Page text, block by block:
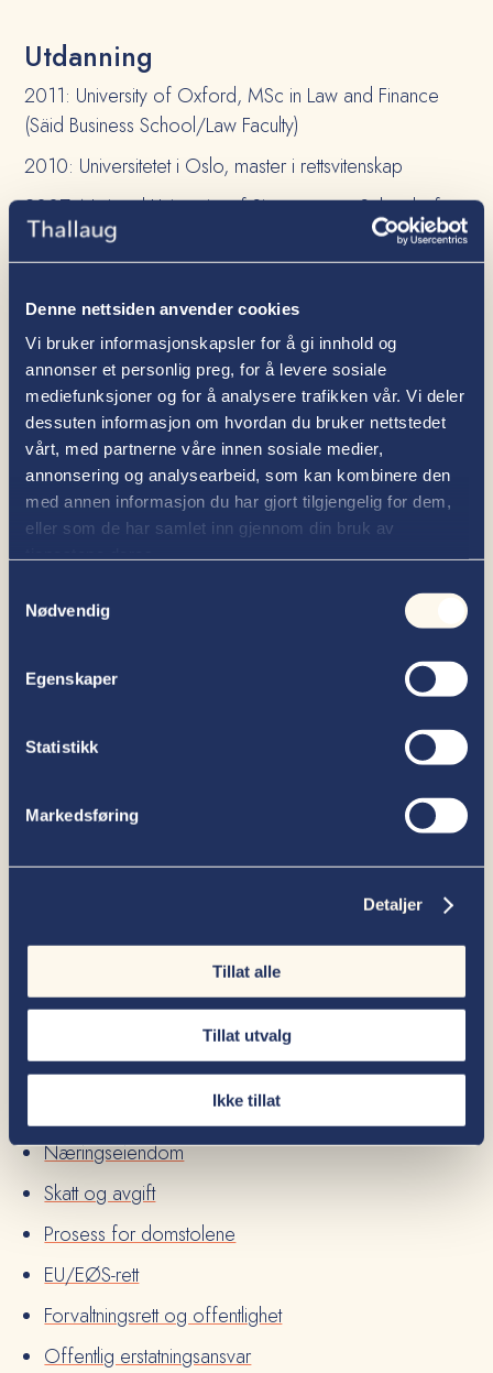
Denne nettsiden anvender cookies
Vi bruker informasjonskapsler for å gi innhold og
annonser et personlig preg, for å levere sosiale
mediefunksjoner og for å analysere trafikken vår. Vi deler
dessuten informasjon om hvordan du bruker nettstedet
vårt, med partnerne våre innen sosiale medier,
annonsering og analysearbeid, som kan kombinere den
med annen informasjon du har gjort tilgjengelig for dem,
eller som de har samlet inn gjennom din bruk av
Nødvendig
Egenskaper
Statistikk
Markedsføring
Detaljer
Tillat alle
Tillat utvalg
Ikke tillat
Utdanning
2011: University of Oxford, MSc in Law and Finance
(Säid Business School/Law Faculty)
2010: Universitetet i Oslo, master i rettsvitenskap
2007: National University of Singapore – School of
Business, studieutveksling/enkeltemner
Erfaring
2023–d.d.: Partner, Advokatfirmaet Thallaug ANS
2015–2022: Advokat, Regjeringsadvokaten
2013–2015: Dommerfullmektig, Oslo tingrett
2010–2013: Advokatfullmektig, Advokatfirmaet
Wiersholm
2009–2010: Vitenskapelig assistent, Juridisk Fakultet,
Arne Johan Dahl er partner i firmaets avdeling for
prosedyre og tvisteløsning, fra en rekke rettsområder.
for domstoler på alle nivåer. Han har tidligere særlig
jobbet med rettssaker og rådgivning som gjelder
selskapsrett, kontraktsrett, skatte- og avgiftsrett og
Ekspertiseområder
Transaksjoner M&A
Næringseiendom
Skatt og avgift
Prosess for domstolene
EU/EØS-rett
Forvaltningsrett og offentlighet
Offentlig erstatningsansvar